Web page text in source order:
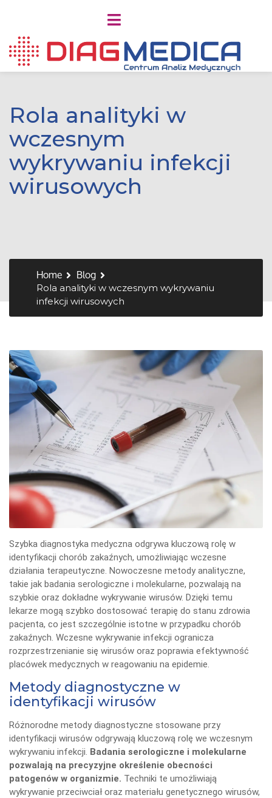
Rola analityki w
wczesnym
wykrywaniu infekcji
wirusowych
Home Blog
Rola analityki w wczesnym wykrywaniu
infekcji wirusowych
Szybka diagnostyka medyczna odgrywa kluczową rolę w
identyfikacji chorób zakaźnych, umożliwiając wczesne
działania terapeutyczne. Nowoczesne metody analityczne,
takie jak badania serologiczne i molekularne, pozwalają na
szybkie oraz dokładne wykrywanie wirusów. Dzięki temu
lekarze mogą szybko dostosować terapię do stanu zdrowia
pacjenta, co jest szczególnie istotne w przypadku chorób
zakaźnych. Wczesne wykrywanie infekcji ogranicza
rozprzestrzenianie się wirusów oraz poprawia efektywność
placówek medycznych w reagowaniu na epidemie.
Metody diagnostyczne w
identyfikacji wirusów
Różnorodne metody diagnostyczne stosowane przy
identyfikacji wirusów odgrywają kluczową rolę we wczesnym
wykrywaniu infekcji. Badania serologiczne i molekularne
pozwalają na precyzyjne określenie obecności
patogenów w organizmie. Techniki te umożliwiają
wykrywanie przeciwciał oraz materiału genetycznego wirusów,